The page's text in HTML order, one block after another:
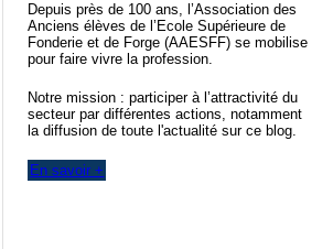
Depuis près de 100 ans, l’Association des
Anciens élèves de l’Ecole Supérieure de
Fonderie et de Forge (AAESFF) se mobilise
pour faire vivre la profession.
Notre mission : participer à l’attractivité du
secteur par différentes actions, notamment
la diffusion de toute l'actualité sur ce blog.
En savoir +